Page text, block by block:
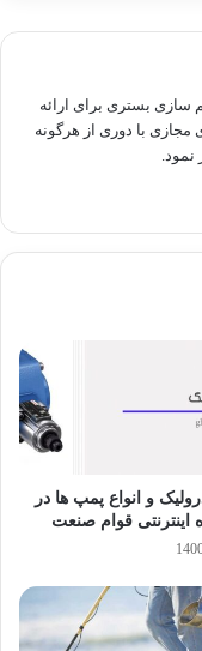
1398 با هدف فراهم سازی بستری برای ارائه
با دوری از هرگونه
و انواع پمپ ها در
اینترنتی قوام صنعت